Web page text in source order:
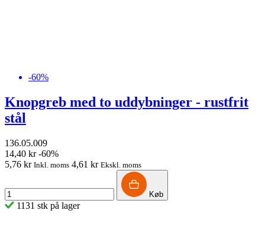
-60%
Knopgreb med to uddybninger - rustfrit
stål
136.05.009
14,40 kr -60%
5,76 kr Inkl. moms 4,61 kr Ekskl. moms
Køb
1131 stk på lager